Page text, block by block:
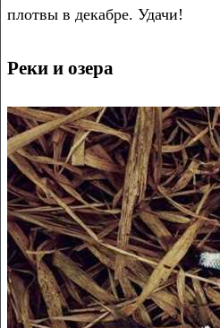
плотвы в декабре. Удачи!
Реки и озера